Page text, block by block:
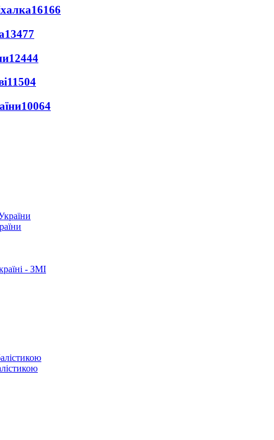
16166
13477
12444
11504
10064
- ЗМІ